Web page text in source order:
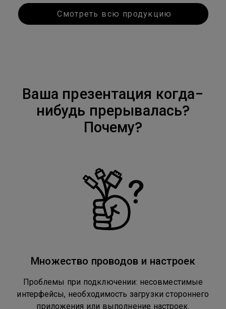
Смотреть всю продукцию
Ваша презентация когда-
нибудь прерывалась?
Почему?
Множество проводов и настроек
Проблемы при подключении: несовместимые
интерфейсы, необходимость загрузки стороннего
приложения или выполнение настроек.